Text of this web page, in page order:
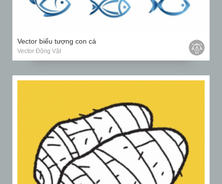
Vector biểu tượng con cá
Vector Động Vật